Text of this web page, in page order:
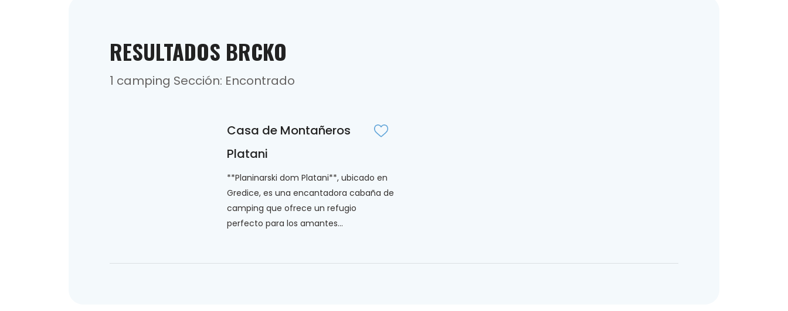
RESULTADOS BRCKO
1 camping Sección: Encontrado
Casa de Montañeros
Platani
**Planinarski dom Platani**, ubicado en
Gredice, es una encantadora cabaña de
camping que ofrece un refugio
perfecto para los amantes...